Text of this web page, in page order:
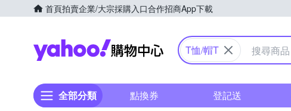
首頁拍賣企業/大宗採購入口合作招商App下載
Yahoo購物中心
T恤/帽T
全部分類 點換券 登記送